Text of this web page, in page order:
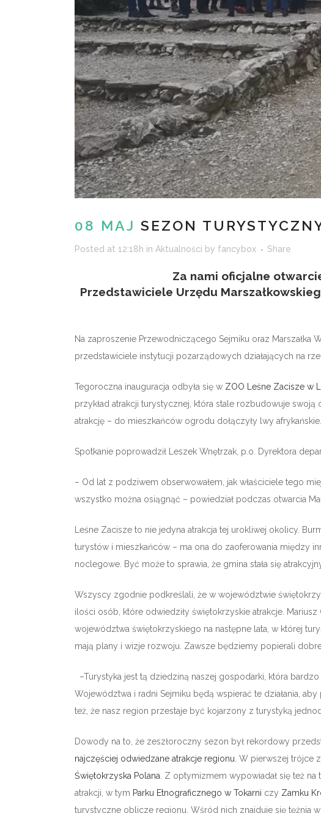
08 MAJ SEZON
Posted at 12:18h in Aktualności by fancybox Share
Za nami oficjalne
Przedstawiciele Urzędu
Na zaproszenie Przewodniczącego Sejmiku oraz
przedstawiciele instytucji pozarządowych działających na
Tegoroczna inauguracja odbyła się w ZOO Leśne Zacisze w
przykład atrakcji turystycznej, która stale rozbudowuje
atrakcję – do mieszkańców ogrodu dołączyły lwy afrykańskie.
Spotkanie poprowadził Leszek Wnętrzak, p.o. Dyrektora
– Od lat z podziwem obserwowałem, jak właściciele tego
wszystko można osiągnąć – powiedział podczas otwarcia
Leśne Zacisze to nie jedyna atrakcja tej urokliwej okolicy.
turystów i mieszkańców – ma ona do zaoferowania między
noclegowe. Być może to sprawia, że gmina stała się
Wszyscy zgodnie podkreślali, że w województwie
ilości osób, które odwiedziły świętokrzyskie atrakcje.
województwa świętokrzyskiego na następne lata, w której
mają plany i wizje rozwoju. Zawsze będziemy popierali
–Turystyka jest tą dziedziną naszej gospodarki, która
Województwa i radni Sejmiku będą wspierać te działania,
też, że nasz region przestaje być kojarzony z turystyką
Dowody na to, że zeszłoroczny sezon był rekordowy
najczęściej odwiedzane atrakcje regionu . W pierwszej trójce
Świętokrzyska Polana . Z optymizmem wypowiadał się też
atrakcji, w tym Parku Etnograficznego w Tokarni czy Zamku
turystyczne oblicze regionu. Wśród nich znajduje się tężnia